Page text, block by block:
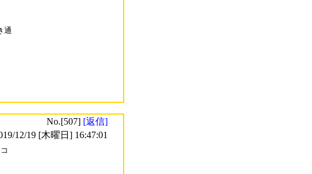
通
No.[507] [返信]
12/19 [木曜日] 16:47:01